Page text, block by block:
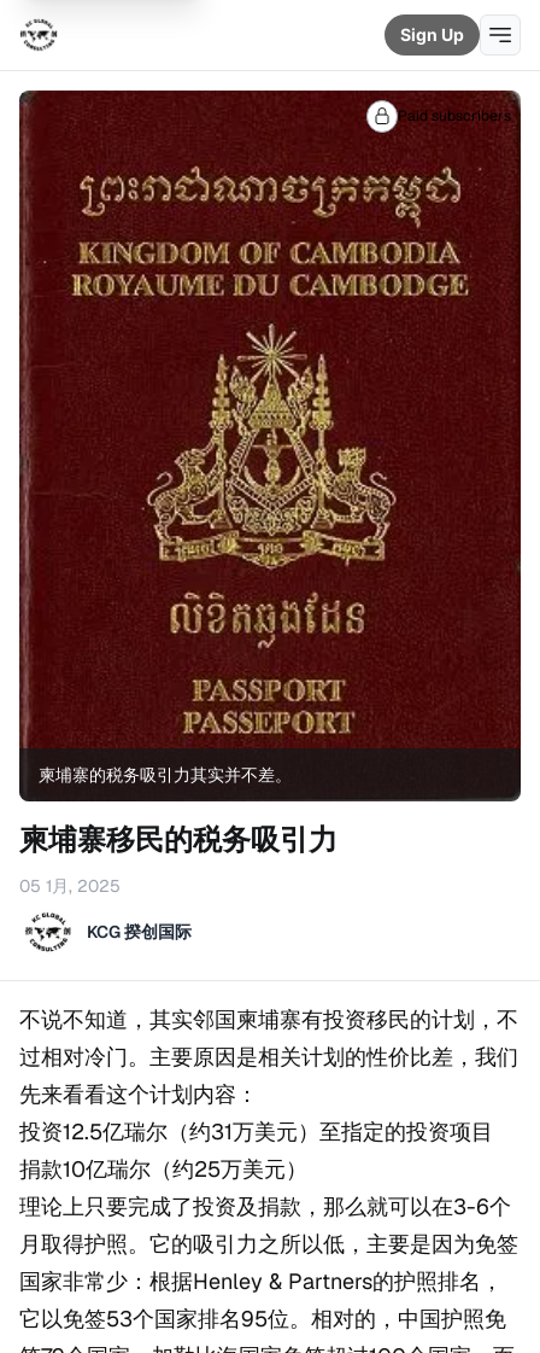
Sign Up
柬埔寨的税务吸引力其实并不差。
Paid subscribers
柬埔寨移民的税务吸引力
05 1月, 2025
KCG 揆创国际
不说不知道，其实邻国柬埔寨有投资移民的计划，不
过相对冷门。主要原因是相关计划的性价比差，我们
先来看看这个计划内容：
投资12.5亿瑞尔（约31万美元）至指定的投资项目
捐款10亿瑞尔（约25万美元）
理论上只要完成了投资及捐款，那么就可以在3-6个
月取得护照。它的吸引力之所以低，主要是因为免签
国家非常少：根据Henley & Partners的护照排名，
它以免签53个国家排名95位。相对的，中国护照免